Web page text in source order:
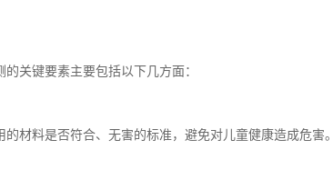
关键要素主要包括以下几方面：
的材料是否符合、无害的标准，避免对儿童健康造成危害